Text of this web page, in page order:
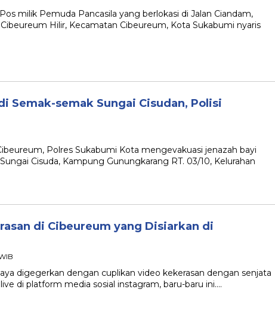
milik Pemuda Pancasila yang berlokasi di Jalan Ciandam,
Hilir, Kecamatan Cibeureum, Kota Sukabumi nyaris
Semak-semak Sungai Cisudan, Polisi
Polres Sukabumi Kota mengevakuasi jenazah bayi
Cisuda, Kampung Gunungkarang RT. 03/10, Kelurahan
di Cibeureum yang Disiarkan di
digegerkan dengan cuplikan video kekerasan dengan senjata
di platform media sosial instagram, baru-baru ini….